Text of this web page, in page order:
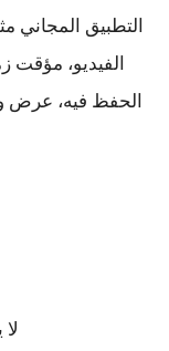
التطبيق المجاني
الفيديو، مؤقت
الحفظ فيه، عرض